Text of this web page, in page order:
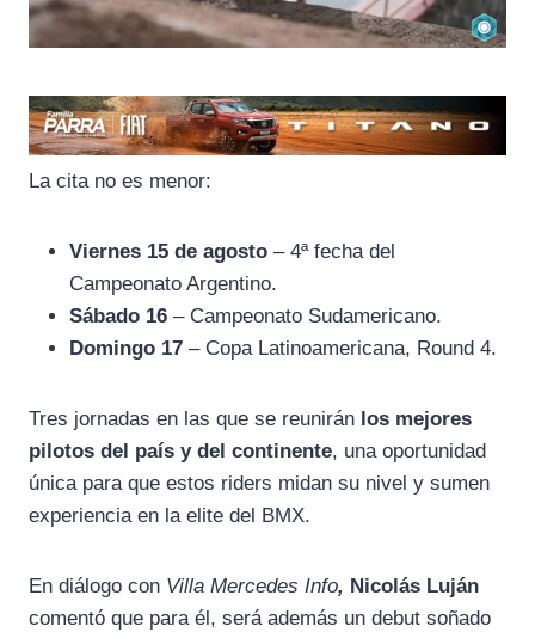
La cita no es menor:
Viernes 15 de agosto – 4ª fecha del
Campeonato Argentino.
Sábado 16 – Campeonato Sudamericano.
Domingo 17 – Copa Latinoamericana, Round 4.
Tres jornadas en las que se reunirán los mejores
pilotos del país y del continente, una oportunidad
única para que estos riders midan su nivel y sumen
experiencia en la elite del BMX.
En diálogo con Villa Mercedes Info, Nicolás Luján
comentó que para él, será además un debut soñado